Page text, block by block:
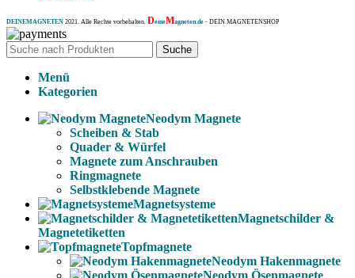
DEINEMAGNETEN 2021. Alle Rechte vorbehalten. DeineMagneten.de - DEIN MAGNETENSHOP
Suche
Menü
Kategorien
Neodym Magnete
Scheiben & Stab
Quader & Würfel
Magnete zum Anschrauben
Ringmagnete
Selbstklebende Magnete
Magnetsysteme
Magnetschilder &
Magnetetiketten
Topfmagnete
Neodym Hakenmagnete
Neodym Ösenmagnete